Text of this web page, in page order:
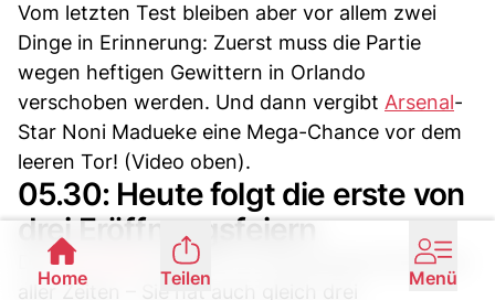
Vom letzten Test bleiben aber vor allem zwei
Dinge in Erinnerung: Zuerst muss die Partie
wegen heftigen Gewittern in Orlando
verschoben werden. Und dann vergibt Arsenal-
Star Noni Madueke eine Mega-Chance vor dem
leeren Tor! (Video oben).
05.30: Heute folgt die erste von
drei Eröffnungsfeiern
DieWM 2026
ist nicht nur die grösste Endrunde
aller Zeiten – Sie hat auch gleich drei
Home Teilen Menü